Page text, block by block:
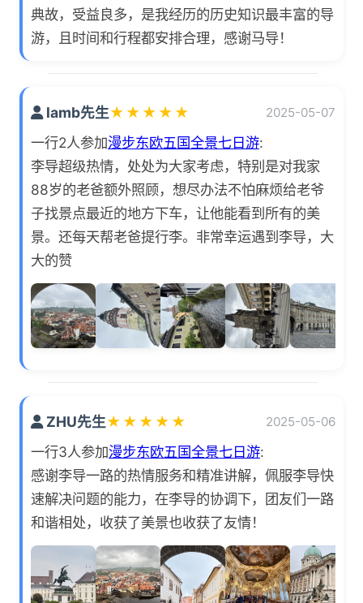
典故，受益良多，是我经历的历史知识最丰富的导
游，且时间和行程都安排合理，感谢马导！
lamb先生★ ★ ★ ★ ★ 2025-05-07
一行2人参加漫步东欧五国全景七日游:
李导超级热情，处处为大家考虑，特别是对我家
88岁的老爸额外照顾，想尽办法不怕麻烦给老爷
子找景点最近的地方下车，让他能看到所有的美
景。还每天帮老爸提行李。非常幸运遇到李导，大
大的赞
ZHU先生★ ★ ★ ★ ★ 2025-05-06
一行3人参加漫步东欧五国全景七日游:
感谢李导一路的热情服务和精准讲解，佩服李导快
速解决问题的能力，在李导的协调下，团友们一路
和谐相处，收获了美景也收获了友情！